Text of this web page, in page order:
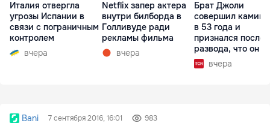
Италия отвергла
угрозы Испании в
связи с пограничным
контролем
вчера
Netflix запер актера
внутри билборда в
Голливуде ради
рекламы фильма
вчера
Брат Джоли
совершил
в 53 года и
признался после
развода, что он
вчера
Bani 7 сентября 2016, 16:01 983